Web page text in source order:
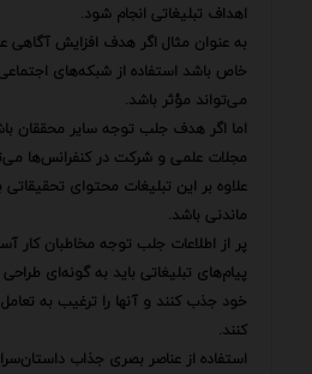
اهداف تبلیغاتی انجام شود.
به عنوان مثال اگر هدف افزایش
خاص باشد استفاده از شبکه‌های
می‌تواند مؤثر باشد.
اما اگر هدف جلب توجه سایر محققان
مجلات علمی و شرکت در کنفرانس‌ها
علاوه بر این تبلیغات محتوای تحقیقاتی
ماندنی باشد.
پر از اطلاعات جلب توجه مخاطبان کار
پیام‌های تبلیغاتی باید به گونه‌ای
خود جذب کنند و آنها را ترغیب به
کنند.
استفاده از عناصر بصری جذاب